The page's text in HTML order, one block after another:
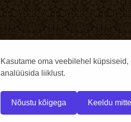
Kasutame oma veebilehel
analüüsida liiklust.
Nõustu kõigega Keeldu